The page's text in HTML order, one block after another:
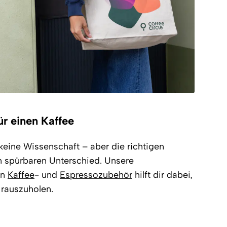
einen Kaffee
Wissenschaft – aber die richtigen
spürbaren Unterschied. Unsere
Kaffee- und Espressozubehör hilft dir dabei,